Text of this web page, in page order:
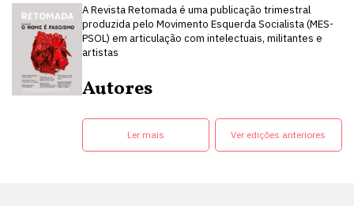
A Revista Retomada é uma publicação trimestral
produzida pelo Movimento Esquerda Socialista (MES-
PSOL) em articulação com intelectuais, militantes e
artistas
Autores
Ler mais Ver edições anteriores